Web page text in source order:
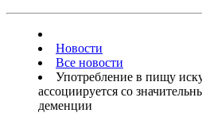
Новости
Все новости
Употребление в пищу
ассоциируется со
деменции